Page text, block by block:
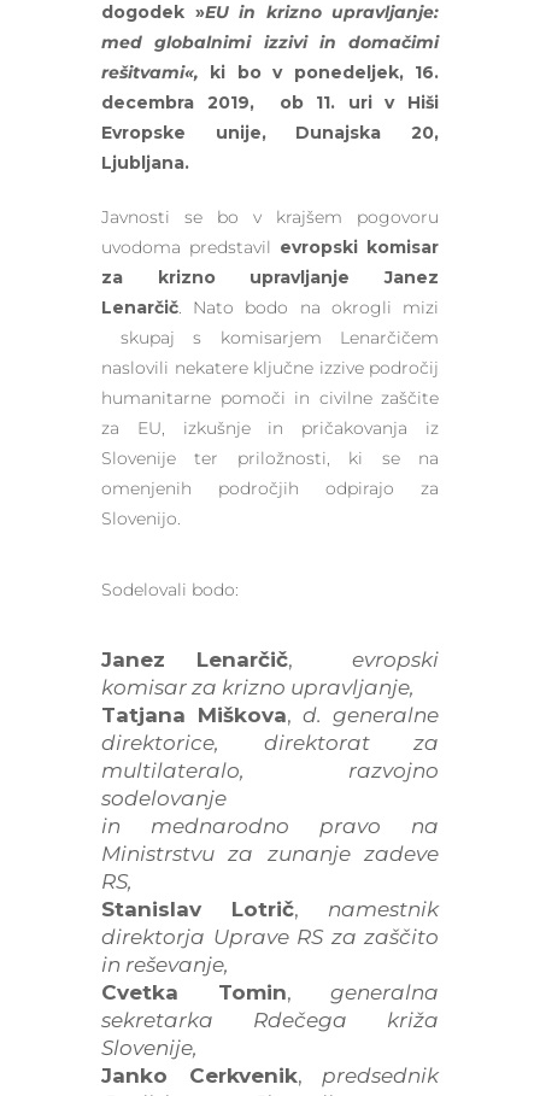
dogodek »EU in krizno upravljanje:
med globalnimi izzivi in domačimi
rešitvami«, ki bo v ponedeljek, 16.
decembra 2019, ob 11. uri v Hiši
Evropske unije, Dunajska 20,
Ljubljana.
Javnosti se bo v krajšem pogovoru
uvodoma predstavil evropski komisar
za krizno upravljanje Janez
Lenarčič. Nato bodo na okrogli mizi
skupaj s komisarjem Lenarčičem
naslovili nekatere ključne izzive področij
humanitarne pomoči in civilne zaščite
za EU, izkušnje in pričakovanja iz
Slovenije ter priložnosti, ki se na
omenjenih področjih odpirajo za
Slovenijo.
Sodelovali bodo:
Janez Lenarčič,
evropski
komisar za krizno upravljanje,
Tatjana Miškova, d. generalne
direktorice, direktorat za
multilateralo, razvojno
sodelovanje
in mednarodno pravo na
Ministrstvu za zunanje zadeve
RS,
Stanislav Lotrič, namestnik
direktorja Uprave RS za zaščito
in reševanje,
Cvetka Tomin, generalna
sekretarka Rdečega križa
Slovenije,
Janko Cerkvenik, predsednik